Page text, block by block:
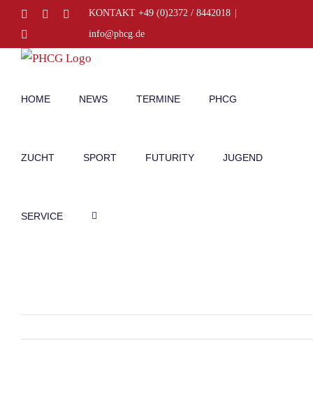
Inhalt
springen
FacebookInstagramKONTAKT +49 (0)2372 / 8442018
info@phcg.de
HOME NEWS TERMINE PHCG
ZUCHT SPORT FUTURITY JUGEND
SERVICE